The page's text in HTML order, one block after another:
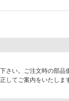
さい。ご注文時の部品
してご案内をいたしま